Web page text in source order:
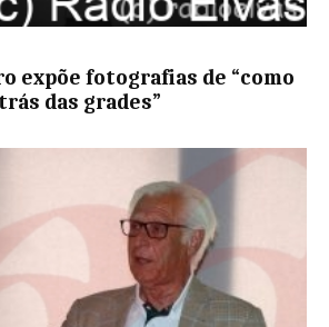
expõe fotografias de “como
das grades”